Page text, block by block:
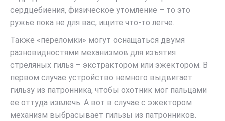
сердцебиения, физическое утомление – то это
ружье пока не для вас, ищите что-то легче.
Также «переломки» могут оснащаться двумя
разновидностями механизмов для изъятия
стреляных гильз – экстрактором или эжектором. В
первом случае устройство немного выдвигает
гильзу из патронника, чтобы охотник мог пальцами
ее оттуда извлечь. А вот в случае с эжектором
механизм выбрасывает гильзы из патронников.